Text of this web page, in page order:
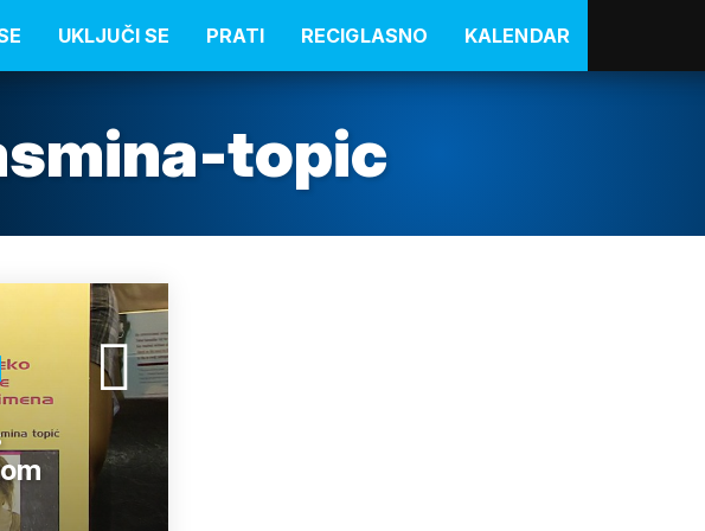
UKLJUČI SE PRATI RECIGLASNO KALENDAR
topic